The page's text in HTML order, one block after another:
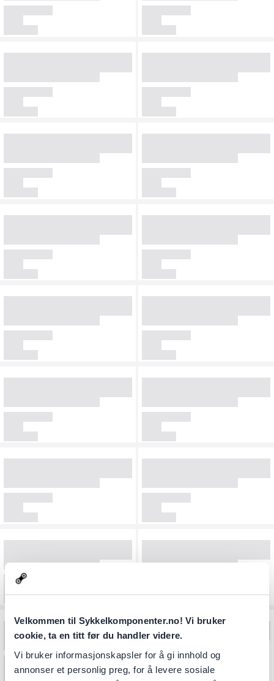
Velkommen til Sykkelkomponenter.no! Vi bruker
cookie, ta en titt før du handler videre.
Vi bruker informasjonskapsler for å gi innhold og
annonser et personlig preg, for å levere sosiale